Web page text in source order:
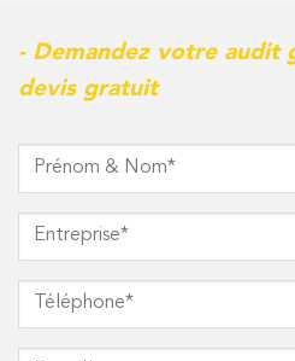
- Demandez votre audit
devis gratuit